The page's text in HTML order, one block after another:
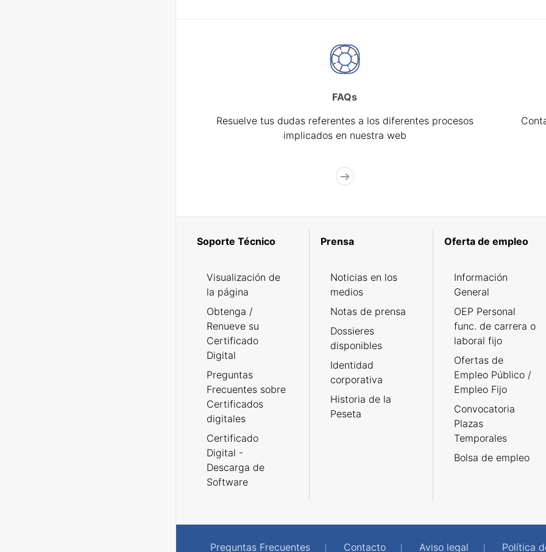
FAQs
Resuelve tus dudas referentes a los diferentes procesos
implicados en nuestra web
Soporte Técnico
Visualización de
la página
Obtenga /
Renueve su
Certificado
Digital
Preguntas
Frecuentes sobre
Certificados
digitales
Certificado
Digital -
Descarga de
Software
Prensa
Noticias en los
medios
Notas de prensa
Dossieres
disponibles
Identidad
corporativa
Historia de la
Peseta
Oferta de empleo
Información
General
OEP Personal
func. de carrera o
laboral fijo
Ofertas de
Empleo Público /
Empleo Fijo
Convocatoria
Plazas
Temporales
Bolsa de empleo
Preguntas Frecuentes Contacto Aviso legal Política